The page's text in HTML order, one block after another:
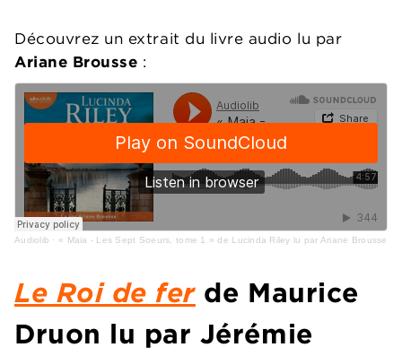
Découvrez un extrait du livre audio lu par
Ariane Brousse :
Audiolib · « Maia - Les Sept Soeurs, tome 1 » de Lucinda Riley lu par Ariane Brousse
Le Roi de ferde Maurice
Druon lu par Jérémie